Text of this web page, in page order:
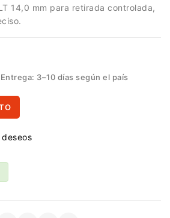
14,0 mm para retirada controlada,
Entrega: 3–10 días según el país